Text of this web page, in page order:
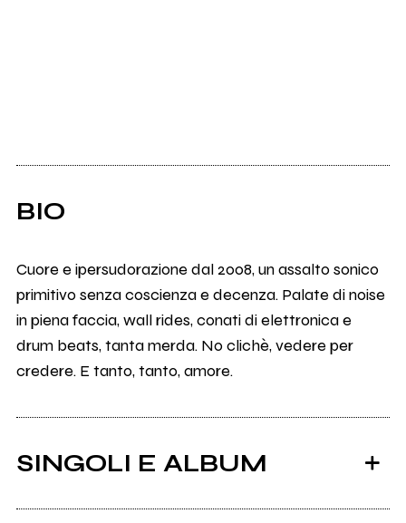
BIO
Cuore e ipersudorazione dal 2008, un assalto sonico
primitivo senza coscienza e decenza. Palate di noise
in piena faccia, wall rides, conati di elettronica e
drum beats, tanta merda. No clichè, vedere per
credere. E tanto, tanto, amore.
SINGOLI E ALBUM